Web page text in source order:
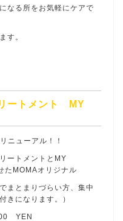
なる所をお気軽にケアで
す。
ートメント MY
ニューアル！！
ートメントとMY
MOMAオリジナル
まとまりづらい方、集中
きになります。）
YEN